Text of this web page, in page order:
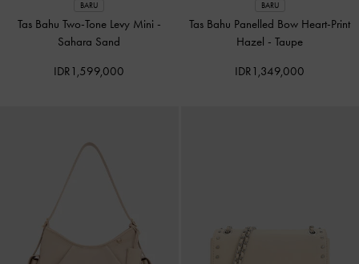
BARU
Tas Bahu Two-Tone Levy Mini -
Sahara Sand
IDR1,599,000
BARU
Tas Bahu Panelled Bow Heart-Print
Hazel -Taupe
IDR1,349,000